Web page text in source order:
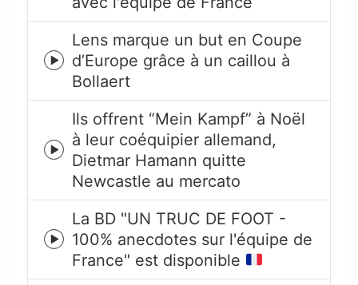
play
icon
Episode
play
icon
Lens marque un but en Coupe
d’Europe grâce à un caillou à
Bollaert
Episode
play
icon
Ils offrent “Mein Kampf” à Noël
à leur coéquipier allemand,
Dietmar Hamann quitte
Newcastle au mercato
Episode
play
icon
La BD "UN TRUC DE FOOT -
100% anecdotes sur l'équipe de
France" est disponible